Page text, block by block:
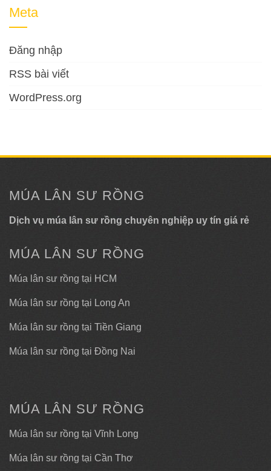
Meta
Đăng nhập
RSS bài viết
WordPress.org
MÚA LÂN SƯ RỒNG
Dịch vụ múa lân sư rồng chuyên nghiệp uy tín giá rẻ
MÚA LÂN SƯ RỒNG
Múa lân sư rồng tại HCM
Múa lân sư rồng tại Long An
Múa lân sư rồng tại Tiền Giang
Múa lân sư rồng tại Đồng Nai
MÚA LÂN SƯ RỒNG
Múa lân sư rồng tại Vĩnh Long
Múa lân sư rồng tại Cần Thơ